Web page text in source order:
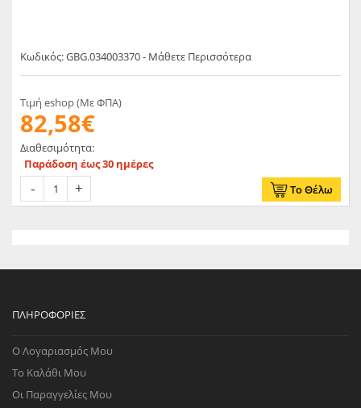
Κωδικός: GBG.034003370 - Μάθετε Περισσότερα
Τιμή eshop (Με ΦΠΑ)
82,58€
Διαθεσιμότητα:
Παράδοση έως 30 ημέρες
Το Θέλω
ΠΛΗΡΟΦΟΡΊΕΣ
Ο Λογαριασμός Μου
Το Καλάθι Μου
Οι Παραγγελίες Μου